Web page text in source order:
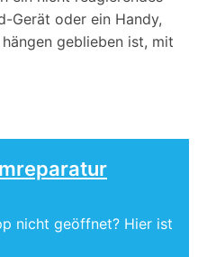
Gerät oder ein Handy,
geblieben ist, mit
nicht geöffnet? Hier ist